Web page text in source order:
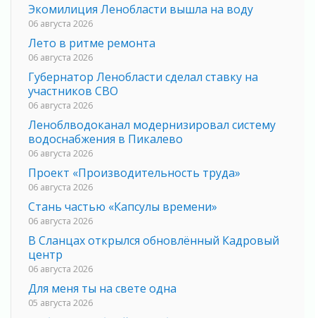
Экомилиция Ленобласти вышла на воду
06 августа 2026
Лето в ритме ремонта
06 августа 2026
Губернатор Ленобласти сделал ставку на
участников СВО
06 августа 2026
Леноблводоканал модернизировал систему
водоснабжения в Пикалево
06 августа 2026
Проект «Производительность труда»
06 августа 2026
Стань частью «Капсулы времени»
06 августа 2026
В Сланцах открылся обновлённый Кадровый
центр
06 августа 2026
Для меня ты на свете одна
05 августа 2026